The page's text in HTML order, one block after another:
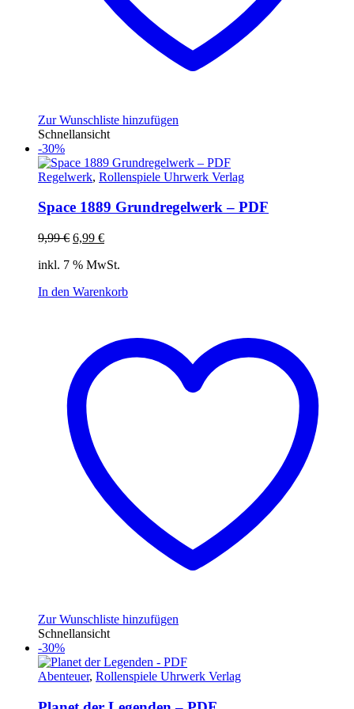
Zur Wunschliste hinzufügen
Schnellansicht
-30%
Regelwerk, Rollenspiele Uhrwerk Verlag
Space 1889 Grundregelwerk – PDF
9,99€ Ursprünglicher
war:
6,99 €Aktueller
ist:
inkl. 7 % MwSt.
In den Warenkorb
Zur Wunschliste hinzufügen
Schnellansicht
-30%
Abenteuer, Rollenspiele Uhrwerk Verlag